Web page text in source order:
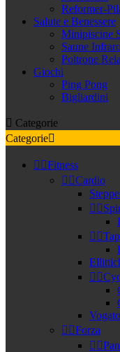
Reformer-
Salute e Benessere
Minipiscine
Saune
Poltrone
Giochi
Ping Pong
Bigliardini
 Categorie
Categorie
 Fitness
 Cardio
 
 
 
 Forza
 